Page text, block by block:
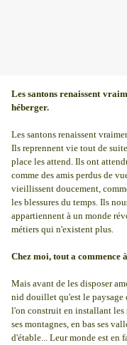
Les santons renaissent
héberger.
Les santons renaissent
Ils reprennent vie tout de
place les attend. Ils ont
comme des amis perdus de
vieillissent doucement,
les blessures du temps. Ils
appartiennent à un monde
métiers qui n'existent plus.
Chez moi, tout a commence
Mais avant de les disposer
nid douillet qu'est le paysage
l'on construit en installant les
ses montagnes, en bas ses
d'étable... Leur monde est en